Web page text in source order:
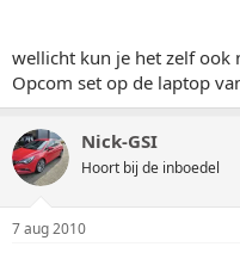
wellicht kun je het zelf ook
Opcom set op de laptop
Nick-GSI
Hoort bij de inboedel
7 aug 2010